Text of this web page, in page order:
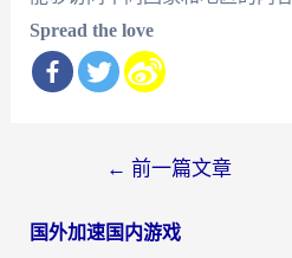
Spread the love
导
← 前一篇文章
国外加速国内游戏